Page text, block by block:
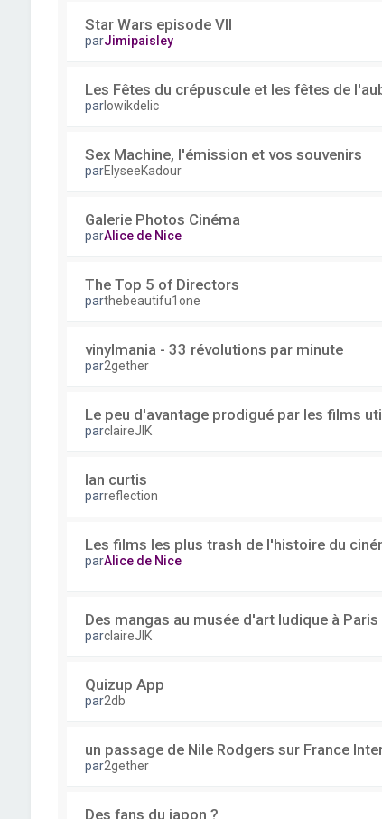
Star Wars episode VII
parJimipaisley
Les Fêtes du crépuscule et les fêtes de
parlowikdelic
Sex Machine, l'émission et vos souvenirs
parElyseeKadour
Galerie Photos Cinéma
parAlice de Nice
The Top 5 of Directors
parthebeautifu1one
vinylmania - 33 révolutions par minute
par2gether
Le peu d'avantage prodigué par les films
parclaireJIK
Ian curtis
parreflection
Les films les plus trash de l'histoire du
parAlice de Nice
Des mangas au musée d'art ludique à Paris
parclaireJIK
Quizup App
par2db
un passage de Nile Rodgers sur France
par2gether
Des fans du japon ?